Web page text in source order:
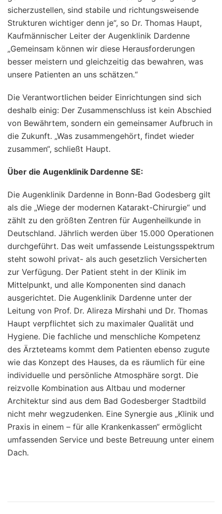
sicherzustellen, sind stabile und richtungsweisende
Strukturen wichtiger denn je“, so Dr. Thomas Haupt,
Kaufmännischer Leiter der Augenklinik Dardenne
„Gemeinsam können wir diese Herausforderungen
besser meistern und gleichzeitig das bewahren, was
unsere Patienten an uns schätzen.“
Die Verantwortlichen beider Einrichtungen sind sich
deshalb einig: Der Zusammenschluss ist kein Abschied
von Bewährtem, sondern ein gemeinsamer Aufbruch in
die Zukunft. „Was zusammengehört, findet wieder
zusammen“, schließt Haupt.
Über die Augenklinik Dardenne SE:
Die Augenklinik Dardenne in Bonn-Bad Godesberg gilt
als die „Wiege der modernen Katarakt-Chirurgie“ und
zählt zu den größten Zentren für Augenheilkunde in
Deutschland. Jährlich werden über 15.000 Operationen
durchgeführt. Das weit umfassende Leistungsspektrum
steht sowohl privat- als auch gesetzlich Versicherten
zur Verfügung. Der Patient steht in der Klinik im
Mittelpunkt, und alle Komponenten sind danach
ausgerichtet. Die Augenklinik Dardenne unter der
Leitung von Prof. Dr. Alireza Mirshahi und Dr. Thomas
Haupt verpflichtet sich zu maximaler Qualität und
Hygiene. Die fachliche und menschliche Kompetenz
des Ärzteteams kommt dem Patienten ebenso zugute
wie das Konzept des Hauses, da es räumlich für eine
individuelle und persönliche Atmosphäre sorgt. Die
reizvolle Kombination aus Altbau und moderner
Architektur sind aus dem Bad Godesberger Stadtbild
nicht mehr wegzudenken. Eine Synergie aus „Klinik und
Praxis in einem – für alle Krankenkassen“ ermöglicht
umfassenden Service und beste Betreuung unter einem
Dach.